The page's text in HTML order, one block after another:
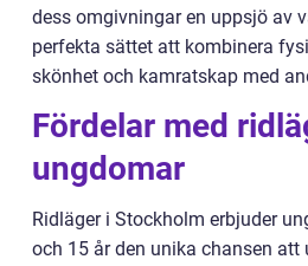
dess omgivningar en uppsjö av
perfekta sättet att kombinera
skönhet och kamratskap med
Fördelar med
ungdomar
Ridläger i Stockholm erbjuder
och 15 år den unika chansen att